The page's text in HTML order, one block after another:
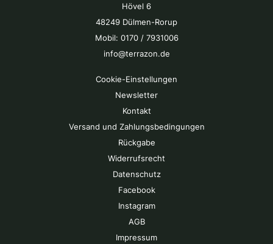
Hövel 6
48249 Dülmen-Rorup
Mobil: 0170 / 7931006
info@terrazon.de
Cookie-Einstellungen
Newsletter
Kontakt
Versand und Zahlungsbedingungen
Rückgabe
Widerrufsrecht
Datenschutz
Facebook
Instagram
AGB
Impressum